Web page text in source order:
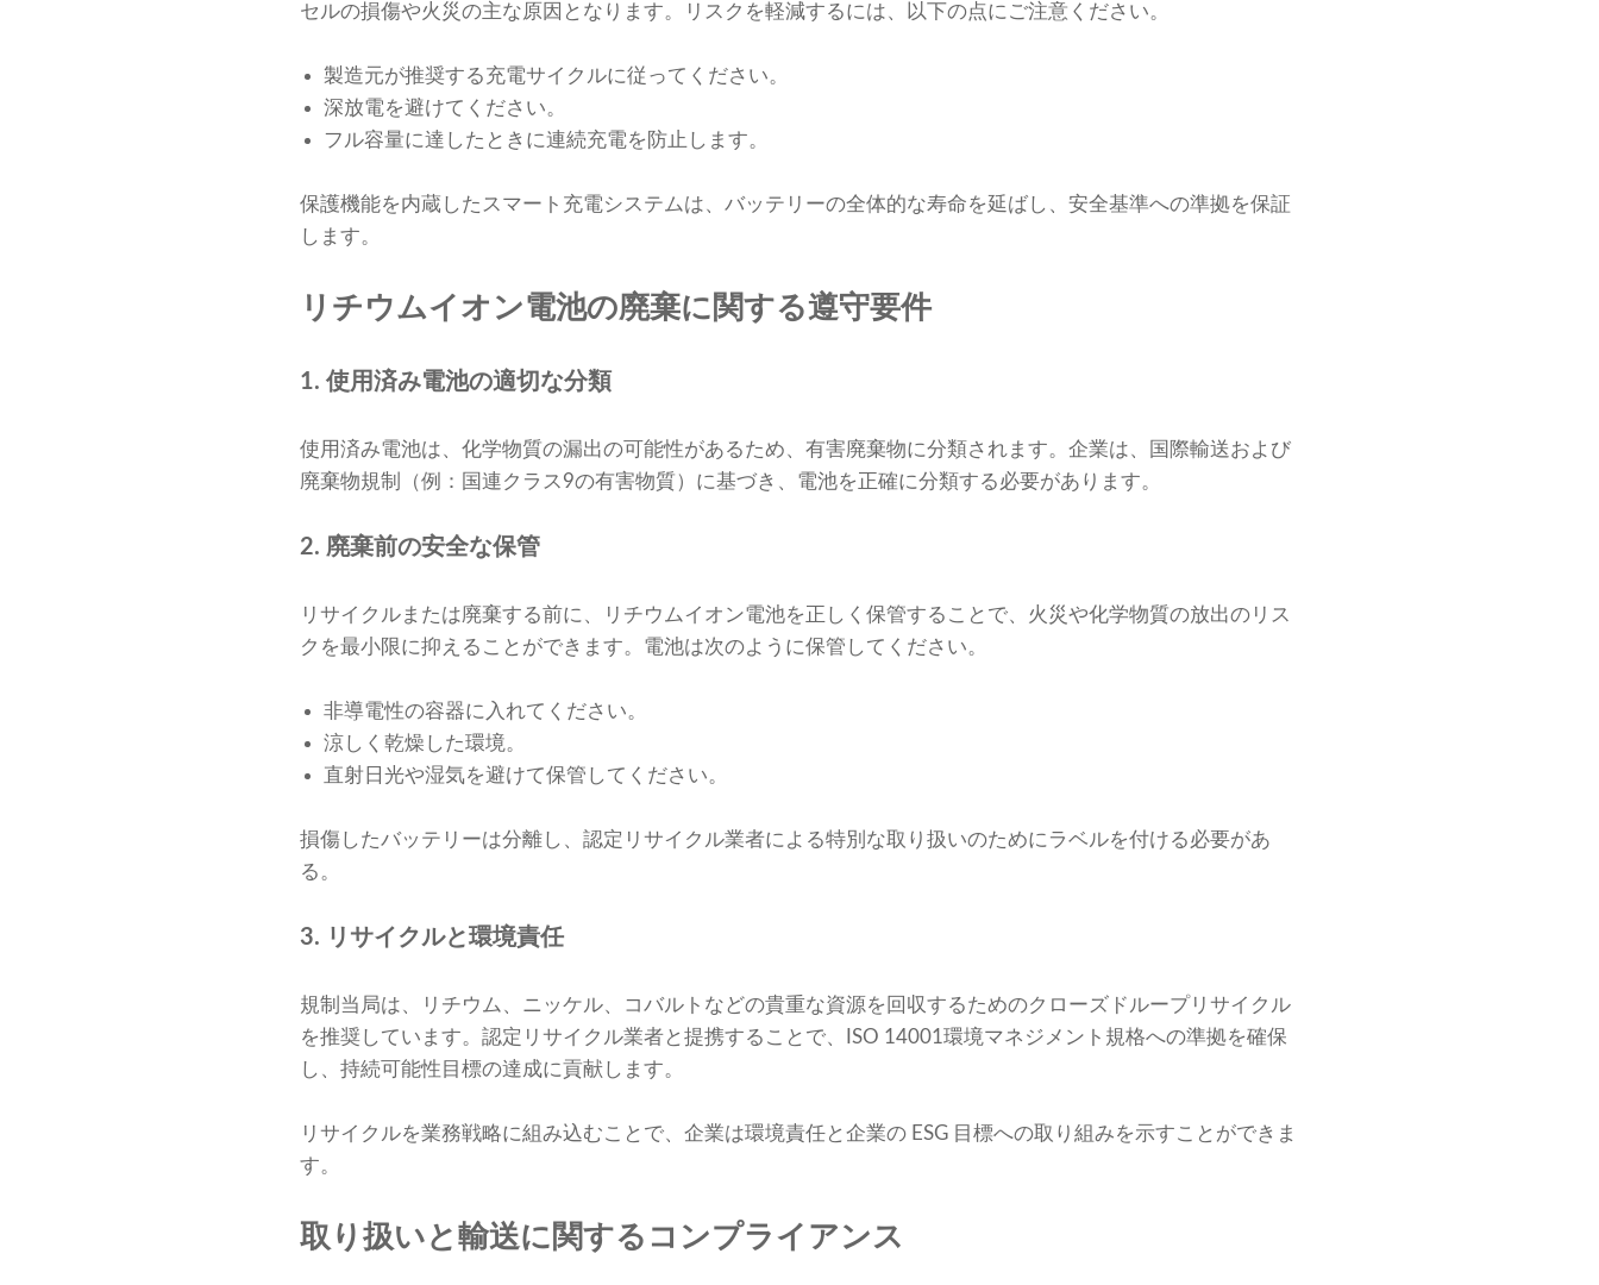
セルの損傷や火災の主な原因となります。リスクを軽減するには、以下の点にご注意ください。
製造元が推奨する充電サイクルに従ってください。
深放電を避けてください。
フル容量に達したときに連続充電を防止します。
保護機能を内蔵したスマート充電システムは、バッテリーの全体的な寿命を延ばし、安全基準への準拠を保証
します。
リチウムイオン電池の廃棄に関する遵守要件
1. 使用済み電池の適切な分類
使用済み電池は、化学物質の漏出の可能性があるため、有害廃棄物に分類されます。企業は、国際輸送および
廃棄物規制（例：国連クラス9の有害物質）に基づき、電池を正確に分類する必要があります。
2. 廃棄前の安全な保管
リサイクルまたは廃棄する前に、リチウムイオン電池を正しく保管することで、火災や化学物質の放出のリス
クを最小限に抑えることができます。電池は次のように保管してください。
非導電性の容器に入れてください。
涼しく乾燥した環境。
直射日光や湿気を避けて保管してください。
損傷したバッテリーは分離し、認定リサイクル業者による特別な取り扱いのためにラベルを付ける必要があ
る。
3. リサイクルと環境責任
規制当局は、リチウム、ニッケル、コバルトなどの貴重な資源を回収するためのクローズドループリサイクル
を推奨しています。認定リサイクル業者と提携することで、ISO 14001環境マネジメント規格への準拠を確保
し、持続可能性目標の達成に貢献します。
リサイクルを業務戦略に組み込むことで、企業は環境責任と企業の ESG 目標への取り組みを示すことができま
す。
取り扱いと輸送に関するコンプライアンス